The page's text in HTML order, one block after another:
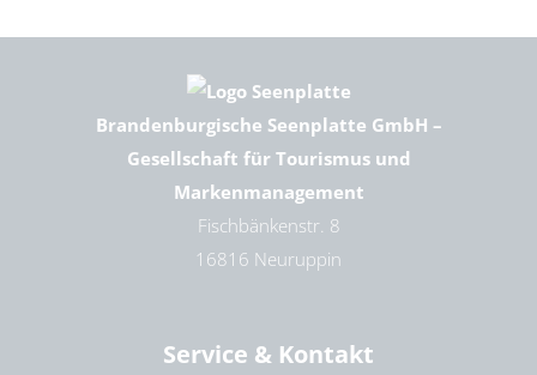
Brandenburgische Seenplatte GmbH –
Gesellschaft für Tourismus und
Markenmanagement
Fischbänkenstr. 8
16816 Neuruppin
Service & Kontakt